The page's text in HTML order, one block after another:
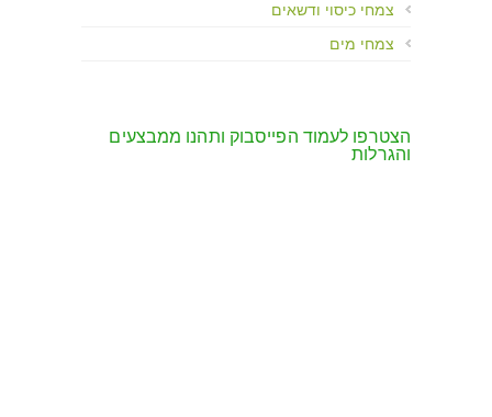
צמחי כיסוי ודשאים
צמחי מים
הצטרפו לעמוד הפייסבוק ותהנו ממבצעים
והגרלות